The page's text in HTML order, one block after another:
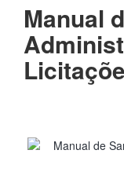
Manual